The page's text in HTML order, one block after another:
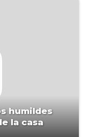
humildes
la casa